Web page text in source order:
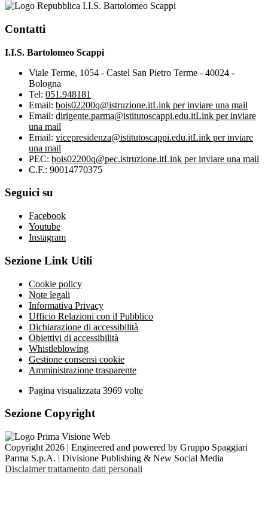
I.I.S. Bartolomeo Scappi
Contatti
I.I.S. Bartolomeo Scappi
Viale Terme, 1054 - Castel San Pietro Terme - 40024 -
Bologna
Tel: 051.948181
Email: bois02200q@istruzione.itLink per inviare una mail
Email: dirigente.parma@istitutoscappi.edu.itLink per inviare
una mail
Email: vicepresidenza@istitutoscappi.edu.itLink per inviare
una mail
PEC: bois02200q@pec.istruzione.itLink per inviare una mail
C.F.: 90014770375
Seguici su
Facebook
Youtube
Instagram
Sezione Link Utili
Cookie policy
Note legali
Informativa Privacy
Ufficio Relazioni con il Pubblico
Dichiarazione di accessibilità
Obiettivi di accessibilità
Whistleblowing
Gestione consensi cookie
Amministrazione trasparente
Pagina visualizzata 3969 volte
Sezione Copyright
Copyright 2026 | Engineered and powered by Gruppo Spaggiari
Parma S.p.A. | Divisione Publishing & New Social Media
Disclaimer trattamento dati personali